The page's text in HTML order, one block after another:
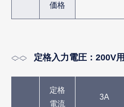
価格
定格入力電圧：200V用
定格
電流
3A